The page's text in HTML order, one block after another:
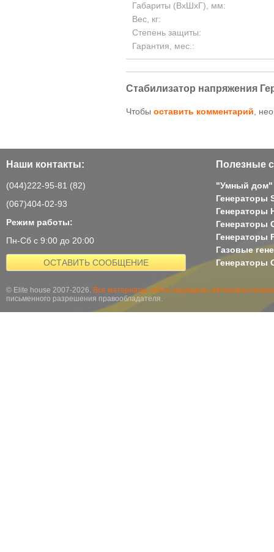
Габариты (ВхШхГ), мм:
Вес, кг:
Степень защиты:
Гарантия, мес.:
Стабилизатор напряжения
Чтобы оставить комментарий ,
Наши контакты:
(044)222-95-81 (82)
(067)404-02-93
Режим работы:
Пн-Сб с 9:00 до 20:00
ОСТАВИТЬ СООБЩЕНИЕ
Полезные
"Умный дом"
Генераторы
Генераторы
Генераторы
Генераторы
Газовые
Генераторы
© Elite house 2007-2026. Все материалы сайта защищены авторским
письменного разрешения правообладателя.